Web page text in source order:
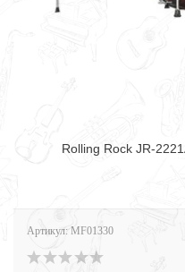
Rolling Rock JR-
Артикул: MF01330